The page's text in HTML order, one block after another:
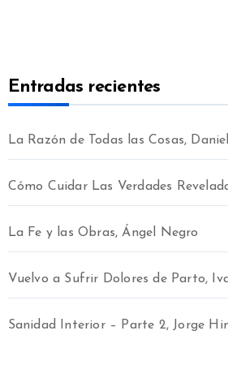
Entradas recientes
La Razón de Todas las Cosas,
Cómo Cuidar Las Verdades
La Fe y las Obras, Ángel Negro
Vuelvo a Sufrir Dolores de Parto,
Sanidad Interior – Parte 2, Jorge